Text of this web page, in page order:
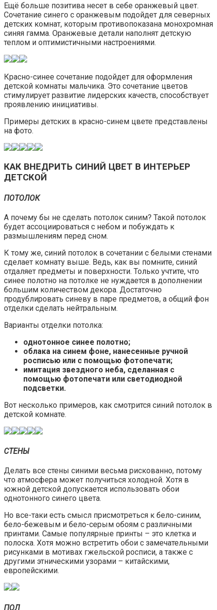
Ещё больше позитива несет в себе оранжевый цвет.
Сочетание синего с оранжевым подойдет для северных
детских комнат, которым противопоказана монохромная
синяя гамма. Оранжевые детали наполнят детскую
теплом и оптимистичными настроениями.
Красно-синее сочетание подойдет для оформления
детской комнаты мальчика. Это сочетание цветов
стимулирует развитие лидерских качеств, способствует
проявлению инициативы.
Примеры детских в красно-синем цвете представлены
на фото.
КАК ВНЕДРИТЬ СИНИЙ ЦВЕТ В ИНТЕРЬЕР
ДЕТСКОЙ
ПОТОЛОК
А почему бы не сделать потолок синим? Такой потолок
будет ассоциироваться с небом и побуждать к
размышлениям перед сном.
К тому же, синий потолок в сочетании с белыми стенами
сделает комнату выше. Ведь, как вы помните, синий
отдаляет предметы и поверхности. Только учтите, что
синее полотно на потолке не нуждается в дополнении
большим количеством декора. Достаточно
продублировать синеву в паре предметов, а общий фон
отделки сделать нейтральным.
Варианты отделки потолка:
однотонное синее полотно;
облака на синем фоне, нанесенные ручной
росписью или с помощью фотопечати;
имитация звездного неба, сделанная с
помощью фотопечати или светодиодной
подсветки.
Вот несколько примеров, как смотрится синий потолок в
детской комнате.
СТЕНЫ
Делать все стены синими весьма рискованно, потому
что атмосфера может получиться холодной. Хотя в
южной детской допускается использовать обои
однотонного синего цвета.
Но все-таки есть смысл присмотреться к бело-синим,
бело-бежевым и бело-серым обоям с различными
принтами. Самые популярные принты – это клетка и
полоска. Хотя можно встретить обои с замечательными
рисунками в мотивах гжельской росписи, а также с
другими этническими узорами – китайскими,
европейскими.
ПОЛ